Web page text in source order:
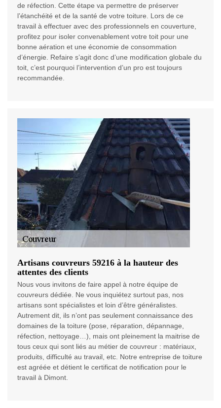
de réfection. Cette étape va permettre de préserver
l’étanchéité et de la santé de votre toiture. Lors de ce
travail à effectuer avec des professionnels en couverture,
profitez pour isoler convenablement votre toit pour une
bonne aération et une économie de consommation
d’énergie. Refaire s’agit donc d’une modification globale du
toit, c’est pourquoi l’intervention d’un pro est toujours
recommandée.
Artisans couvreurs 59216 à la hauteur des
attentes des clients
Nous vous invitons de faire appel à notre équipe de
couvreurs dédiée. Ne vous inquiétez surtout pas, nos
artisans sont spécialistes et loin d’être généralistes.
Autrement dit, ils n’ont pas seulement connaissance des
domaines de la toiture (pose, réparation, dépannage,
réfection, nettoyage…), mais ont pleinement la maitrise de
tous ceux qui sont liés au métier de couvreur : matériaux,
produits, difficulté au travail, etc. Notre entreprise de toiture
est agréée et détient le certificat de notification pour le
travail à Dimont.